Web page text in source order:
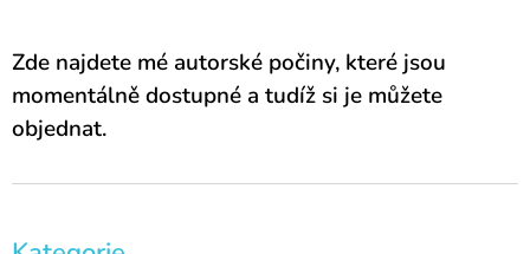
Zde najdete mé autorské počiny, které jsou
momentálně dostupné a tudíž si je můžete
objednat.